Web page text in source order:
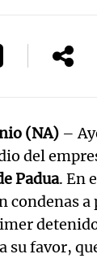
(NA) –
del
Padua. En
condenas
favor,